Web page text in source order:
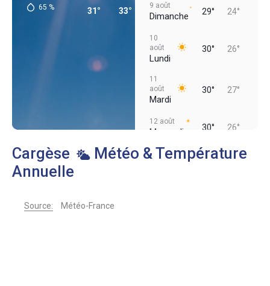
65 % 31° 33° 29° 27° 25°
9 août
Dimanche 29° 24°
10
août
Lundi
30° 26°
11
août
Mardi
30° 27°
12 août
Mercredi 30° 26°
Cargèse
Météo & Température
Annuelle
Source: Météo-France